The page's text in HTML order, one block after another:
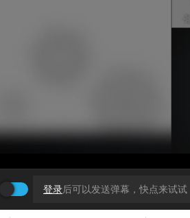
登录后可以发送弹幕，快点来试试